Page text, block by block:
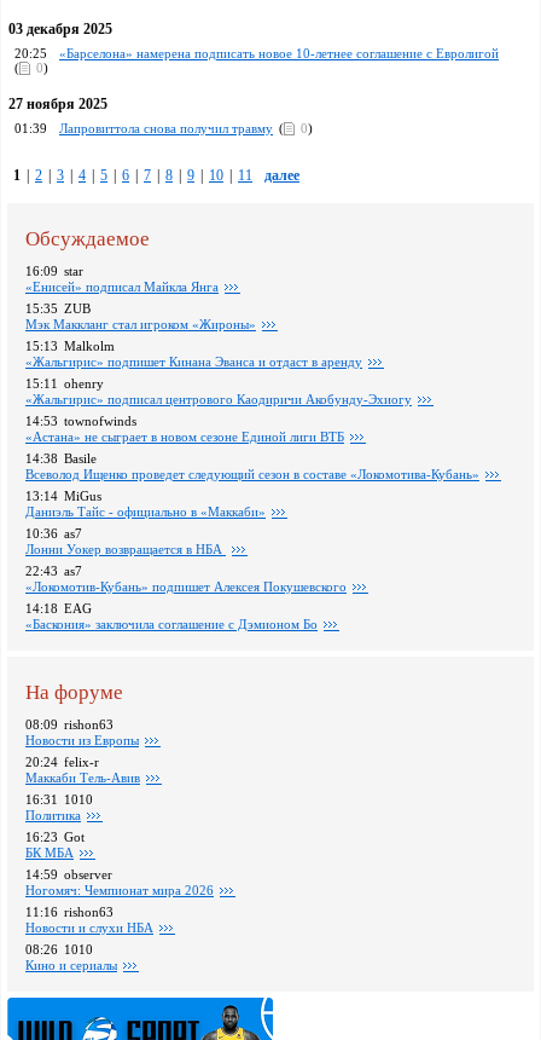
03 декабря 2025
20:25
«Барселона» намерена подписать новое 10-летнее соглашение с Евролигой
(
0)
27 ноября 2025
01:39 Лапровиттола снова получил травму ( 0)
1 2 3 4 5 6 7 8 9 10 11 далее
Обсуждаемое
16:09 star
«Енисей» подписал Майкла Янга
15:35 ZUB
Мэк Маккланг стал игроком «Жироны»
15:13 Malkolm
«Жальгирис» подпишет Кинана Эванса и отдаст в аренду
15:11 ohenry
«Жальгирис» подписал центрового Каодиричи Акобунду-Эхиогу
14:53 townofwinds
«Астана» не сыграет в новом сезоне Единой лиги ВТБ
14:38 Basile
Всеволод Ищенко проведет следующий сезон в составе «Локомотива-Кубань»
13:14 MiGus
Даниэль Тайс - официально в «Маккаби»
10:36 as7
Лонни Уокер возвращается в НБА
22:43 as7
«Локомотив-Кубань» подпишет Алексея Покушевского
14:18 EAG
«Баскония» заключила соглашение с Дэмионом Бо
На форуме
08:09 rishon63
Новости из Европы
20:24 felix-r
Маккаби Тель-Авив
16:31
1010
Политика
16:23 Got
БК МБА
14:59 observer
Ногомяч: Чемпионат мира 2026
11:16 rishon63
Новости и слухи НБА
08:26 1010
Кино и сериалы